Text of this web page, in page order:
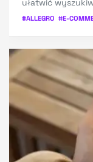
ułatwić
#ALLEGRO #E-